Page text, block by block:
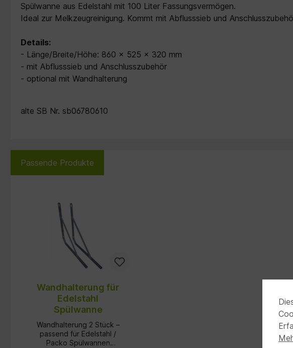
Spülwanne aus Edelstahl mit 100 Liter Fassungsvermögen.
Ideal zur Melkzeugreinigung. Kommt mit Abflusssieb und
Details:
- Länge/Breite/Höhe: 860 x 525 x 320 mm
- mit Abflusssieb und Anschlusszubehör
- optional mit Wandhalterung
alte SB Nr. sb06780610
Passende Produkte
Wandhalterung für
Edelstahl
Spülwanne
Wandhalterung 2 Stück –
passend für Edelstahl /
Packo Spülwannen